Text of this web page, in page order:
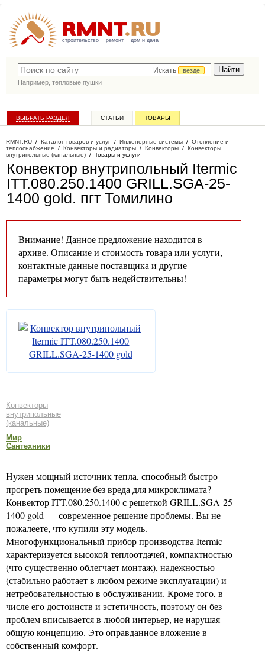
строительство ремонт дом и дача
Искать
везде
Например, тепловые пушки
ВЫБРАТЬ РАЗДЕЛ СТАТЬИ ТОВАРЫ
RMNT.RU / Каталог товаров и услуг / Инженерные системы / Отопление и
теплоснабжение / Конвекторы и радиаторы / Конвекторы / Конвекторы
внутрипольные (канальные) / Товары и услуги
Конвектор внутрипольный Itermic
ITT.080.250.1400 GRILL.SGA-25-
1400 gold. пгт Томилино
Внимание! Данное предложение находится в
архиве. Описание и стоимость товара или услуги,
контактные данные поставщика и другие
параметры могут быть недействительны!
Конвекторы
внутрипольные
(канальные)
Мир
Сантехники
Нужен мощный источник тепла, способный быстро
прогреть помещение без вреда для микроклимата?
Конвектор ITT.080.250.1400 с решеткой GRILL.SGA-25-
1400 gold — современное решение проблемы. Вы не
пожалеете, что купили эту модель.
Многофункциональный прибор производства Itermic
характеризуется высокой теплоотдачей, компактностью
(что существенно облегчает монтаж), надежностью
(стабильно работает в любом режиме эксплуатации) и
нетребовательностью в обслуживании. Кроме того, в
числе его достоинств и эстетичность, поэтому он без
проблем вписывается в любой интерьер, не нарушая
общую концепцию. Это оправданное вложение в
собственный комфорт.